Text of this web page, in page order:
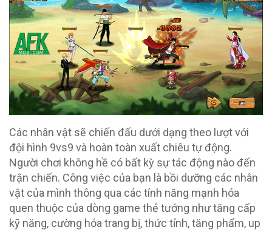
Các nhân vật sẽ chiến đấu dưới dạng theo lượt với
đội hình 9vs9 và hoàn toàn xuất chiêu tự động.
Người chơi không hề có bất kỳ sự tác động nào đến
trận chiến. Công việc của bạn là bồi dưỡng các nhân
vật của mình thông qua các tính năng mạnh hóa
quen thuộc của dòng game thẻ tướng như tăng cấp
kỹ năng, cường hóa trang bị, thức tỉnh, tăng phẩm, up